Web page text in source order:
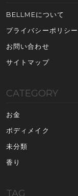
BELLMEについて
プライバシーポリシー
お問い合わせ
サイトマップ
CATEGORY
お金
ボディメイク
未分類
香り
TAG